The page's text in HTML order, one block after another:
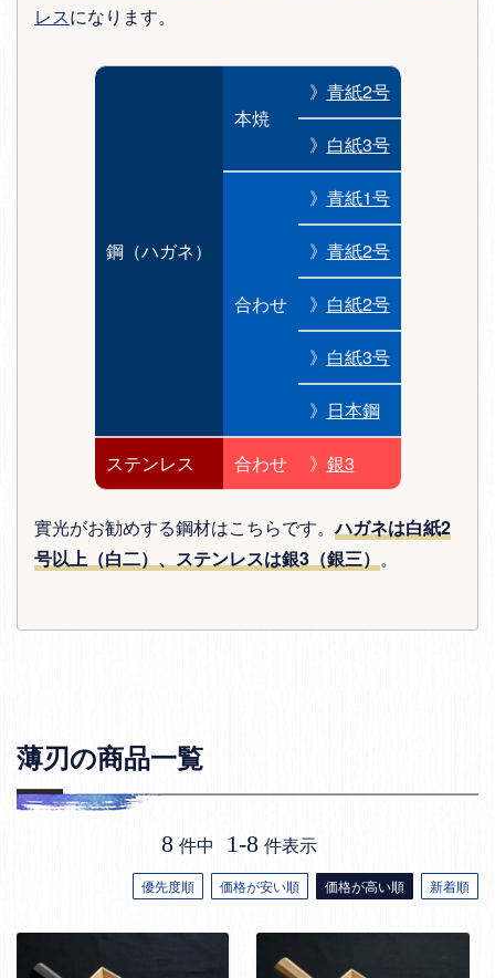
レスになります。
鋼（ハガネ）
本焼
》 青紙2号
》 白紙3号
合わせ
》 青紙1号
》 青紙2号
》 白紙2号
》 白紙3号
》 日本鋼
ステンレス 合わせ 》 銀3
實光がお勧めする鋼材はこちらです。ハガネは白紙2
号以上（白二）、ステンレスは銀3（銀三） 。
薄刃の商品一覧
優先度順 価格が安い順 価格が高い順 新着順
8 件中 1-8 件表示